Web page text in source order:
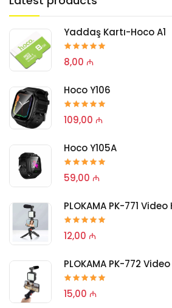
Yaddaş Kartı-Hoco A1
8,00 ₼
Hoco Y106
109,00 ₼
Hoco Y105A
59,00 ₼
PLOKAMA PK-771
12,00 ₼
PLOKAMA PK-772
15,00 ₼